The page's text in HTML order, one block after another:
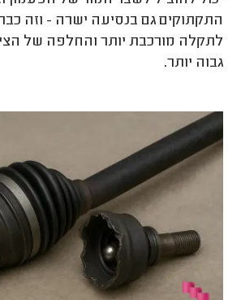
התקתוקים גם בנסיעה ישרה - וזה
לתקלה מורכבת יותר והחלפה של
גבוה יותר.